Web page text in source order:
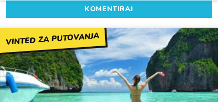
KOMENTIRAJ
VINTED ZA PUTOVANJA